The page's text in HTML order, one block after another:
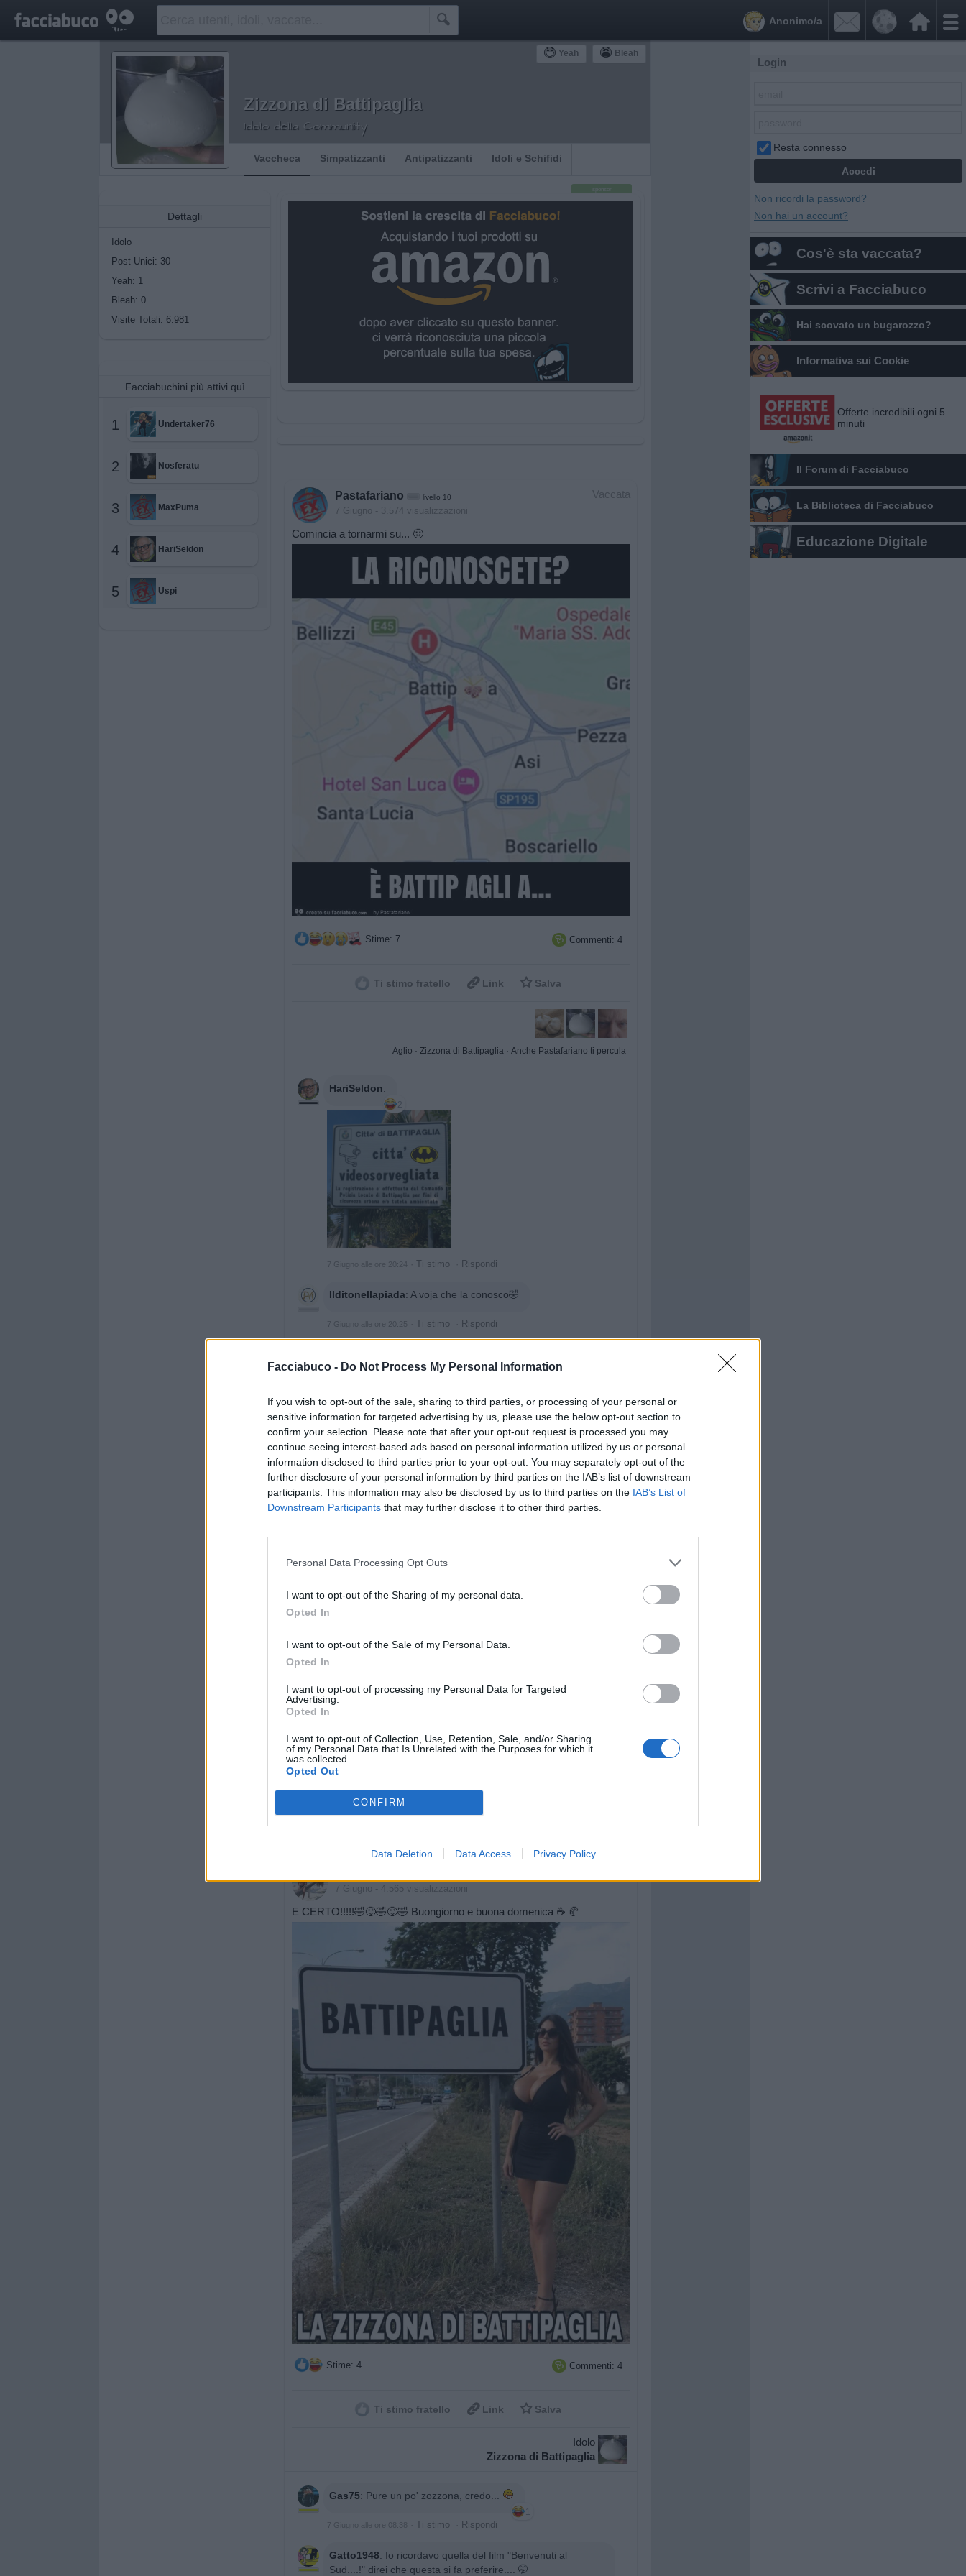
Facciabuco - Do Not Process My Personal Information
If you wish to opt-out of the sale, sharing to third parties, or processing of your personal or
sensitive information for targeted advertising by us, please use the below opt-out section to
confirm your selection. Please note that after your opt-out request is processed you may
continue seeing interest-based ads based on personal information utilized by us or personal
information disclosed to third parties prior to your opt-out. You may separately opt-out of the
further disclosure of your personal information by third parties on the IAB’s list of downstream
participants. This information may also be disclosed by us to third parties on the IAB’s List of
Downstream Participants that may further disclose it to other third parties.
Personal Data Processing Opt Outs
I want to opt-out of the Sharing of my personal data.
Opted In
I want to opt-out of the Sale of my Personal Data.
Opted In
I want to opt-out of processing my Personal Data for Targeted
Advertising.
Opted In
I want to opt-out of Collection, Use, Retention, Sale, and/or Sharing
of my Personal Data that Is Unrelated with the Purposes for which it
was collected.
Opted Out
CONFIRM
Data Deletion Data Access Privacy Policy
 

Anonimo/a
Yeah Bleah
Zizzona di Battipaglia
Idolo della Community
Vaccheca Simpatizzanti Antipatizzanti Idoli e Schifidi
Dettagli
Idolo
Post Unici: 30
Yeah: 1
Bleah: 0
Visite Totali: 6.981
Facciabuchini più attivi quì
1 Undertaker76
2 Nosferatu
3 MaxPuma
4 HariSeldon
5 Uspi
Vaccata
Pastafariano livello 10
7 Giugno - 3.574 visualizzazioni
Comincia a tornarmi su... 🤢
Stime: 7  Commenti: 4
Ti stimo fratello  Link  Salva
Aglio · Zizzona di Battipaglia · Anche Pastafariano ti percula
HariSeldon:
2
7 Giugno alle ore 20:24 Ti stimo Rispondi
Ilditonellapiada: A voja che la conosco🤣
7 Giugno alle ore 20:25 Ti stimo Rispondi
2
CapitanFracassa:buona cena 🍷🍷 Past
7 Giugno alle ore 20:36 · Ti stimo Rispondi
7 Giugno - 4.565 visualizzazioni
E CERTO!!!!!🤣😜🤣😜🤣 Buongiorno e buona domenica ☕️ 🥐
Stime: 4  Commenti: 4
Ti stimo fratello  Link  Salva
Idolo
Zizzona di Battipaglia
Gas75: Pure un po' zozzona, credo...
1
7 Giugno alle ore 08:38 Ti stimo Rispondi
Gatto1948: Io ricordavo quella del film "Benvenuti al
Sud....!" direi che questa si fa preferire.... 🤭
Login
Resta connesso
Non ricordi la password?
Non hai un account?
Cos'è sta vaccata?
Scrivi a Facciabuco
Hai scovato un bugarozzo?
Informativa sui Cookie
Offerte incredibili ogni 5
minuti
Il Forum di Facciabuco
La Biblioteca di Facciabuco
Educazione Digitale